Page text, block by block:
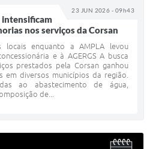
23 JUN 2026 - 09h43
intensificam
nos serviços da Corsan
locais enquanto a AMPLA levou
e à AGERGS A busca
prestados pela Corsan ganhou
em diversos municípios da região.
ao abastecimento de água,
de...